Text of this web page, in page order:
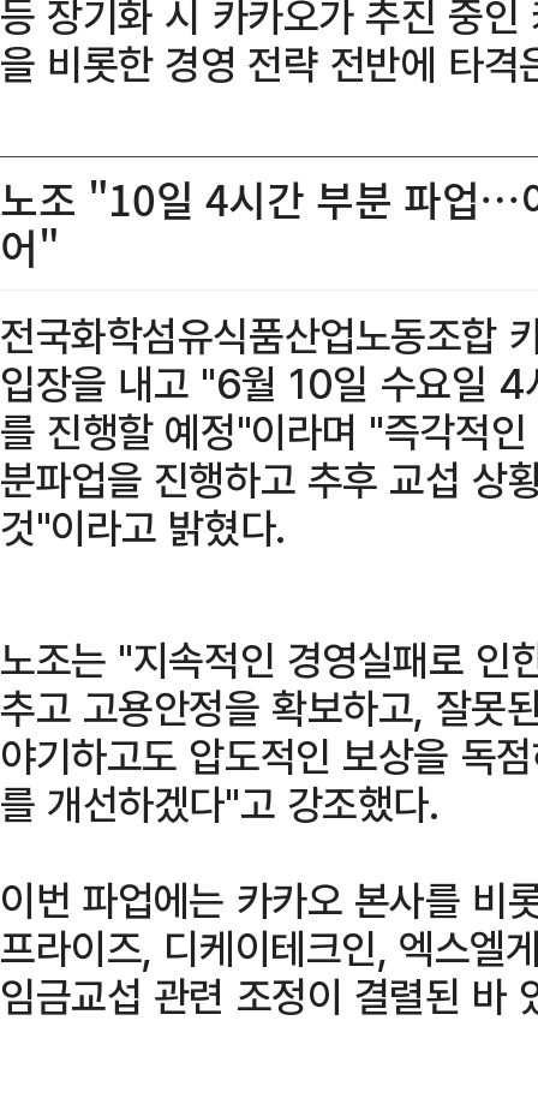
등 장기화 시 카카오가 추진 중
을 비롯한 경영 전략 전반에 타격
노조 "10일 4시간 부분 파업…
어"
전국화학섬유식품산업노동조합
입장을 내고 "6월 10일 수요일 4
를 진행할 예정"이라며 "즉각적
분파업을 진행하고 추후 교섭 상
것"이라고 밝혔다.
노조는 "지속적인 경영실패로 인
추고 고용안정을 확보하고, 잘못
야기하고도 압도적인 보상을 독
를 개선하겠다"고 강조했다.
이번 파업에는 카카오 본사를 비
프라이즈, 디케이테크인, 엑스엘
임금교섭 관련 조정이 결렬된 바